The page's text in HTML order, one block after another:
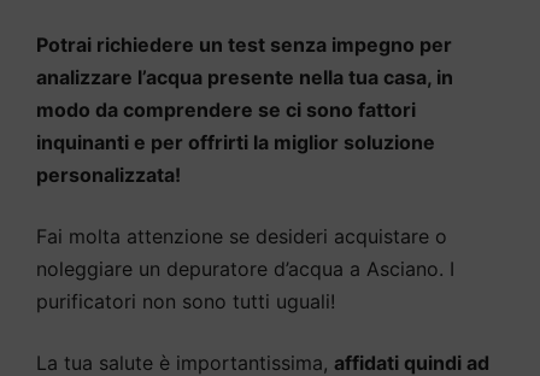
Potrai richiedere un test senza impegno per
analizzare l’acqua presente nella tua casa, in
modo da comprendere se ci sono fattori
inquinanti e per offrirti la miglior soluzione
personalizzata!
Fai molta attenzione se desideri acquistare o
noleggiare un depuratore d’acqua a Asciano. I
purificatori non sono tutti uguali!
La tua salute è importantissima, affidati quindi ad